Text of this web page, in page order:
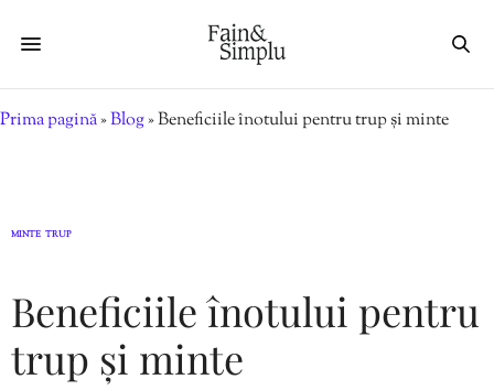
Prima pagină»Blog»Beneficiile înotului pentru trup și minte
MINTE TRUP
Beneficiile înotului pentru
trup și minte